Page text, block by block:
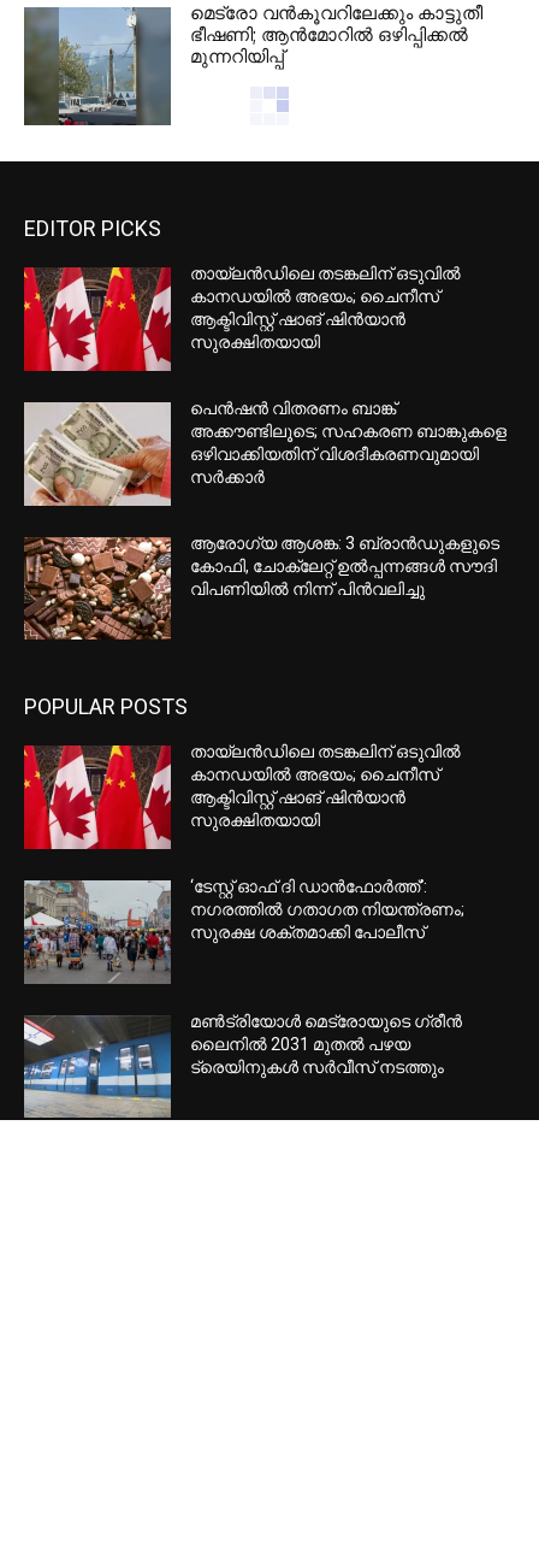
മെട്രോ വൻകൂവറിലേക്കും കാട്ടുതീ
ഭീഷണി; ആൻമോറിൽ ഒഴിപ്പിക്കൽ
മുന്നറിയിപ്പ്
EDITOR PICKS
തായ്‌ലൻഡിലെ തടങ്കലിന് ഒടുവിൽ
കാനഡയിൽ അഭയം; ചൈനീസ്
ആക്ടിവിസ്റ്റ് ഷാങ് ഷിൻയാൻ
സുരക്ഷിതയായി
പെൻഷൻ വിതരണം ബാങ്ക്
അക്കൗണ്ടിലൂടെ; സഹകരണ ബാങ്കുകളെ
ഒഴിവാക്കിയതിന് വിശദീകരണവുമായി
സർക്കാർ
ആരോഗ്യ ആശങ്ക: 3 ബ്രാൻഡുകളുടെ
കോഫി, ചോക്ലേറ്റ് ഉൽപ്പന്നങ്ങൾ സൗദി
വിപണിയിൽ നിന്ന് പിൻവലിച്ചു
POPULAR POSTS
തായ്‌ലൻഡിലെ തടങ്കലിന് ഒടുവിൽ
കാനഡയിൽ അഭയം; ചൈനീസ്
ആക്ടിവിസ്റ്റ് ഷാങ് ഷിൻയാൻ
സുരക്ഷിതയായി
‘ടേസ്റ്റ് ഓഫ് ദി ഡാന്‍ഫോര്‍ത്ത്’:
നഗരത്തില്‍ ഗതാഗത നിയന്ത്രണം;
സുരക്ഷ ശക്തമാക്കി പോലീസ്
മണ്‍ട്രിയോള്‍ മെട്രോയുടെ ഗ്രീന്‍
ലൈനില്‍ 2031 മുതല്‍ പഴയ
ട്രെയിനുകള്‍ സര്‍വീസ് നടത്തും